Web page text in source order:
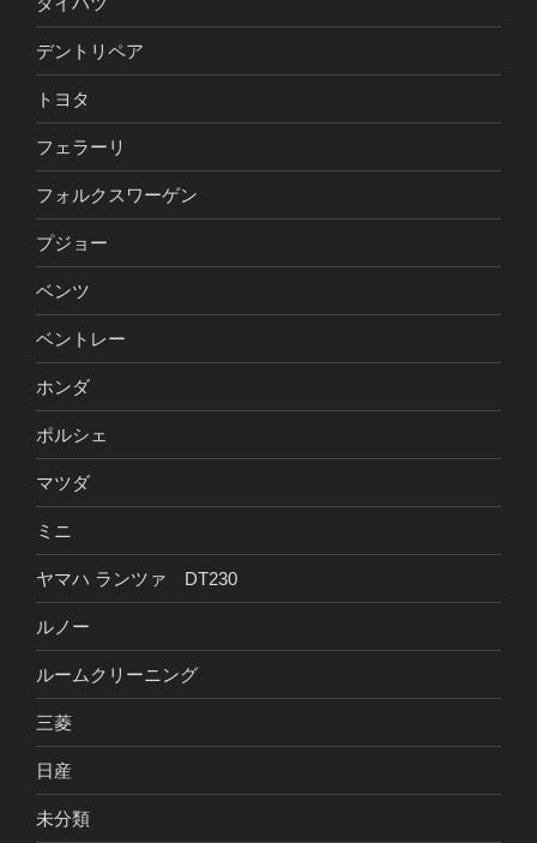
デントリペア
トヨタ
フェラーリ
フォルクスワーゲン
プジョー
ベンツ
ベントレー
ホンダ
ポルシェ
マツダ
ミニ
ヤマハ ランツァ DT230
ルノー
ルームクリーニング
三菱
日産
未分類